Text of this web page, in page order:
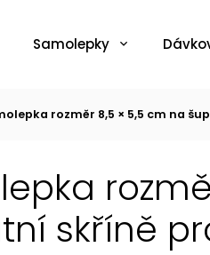
Samolepky
rozměr 8,5 × 5,5 cm na
skříně